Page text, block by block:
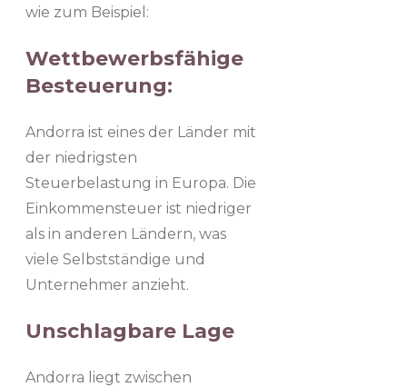
wie zum Beispiel:
Wettbewerbsfähige
Besteuerung:
Andorra ist eines der Länder mit
der niedrigsten
Steuerbelastung in Europa. Die
Einkommensteuer ist niedriger
als in anderen Ländern, was
viele Selbstständige und
Unternehmer anzieht.
Unschlagbare Lage
Andorra liegt zwischen